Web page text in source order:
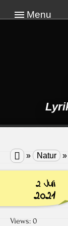
Menu
 » Natur »
2 Juli
2021
Views: 0